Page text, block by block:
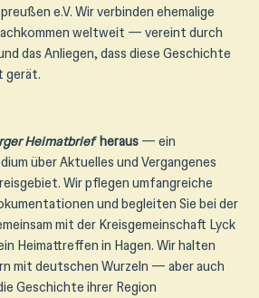
e.V. Wir verbinden ehemalige
weltweit — vereint durch
das Anliegen, dass diese Geschichte
gerät.
Heimatbriefheraus — ein
über Aktuelles und Vergangenes
Wir pflegen umfangreiche
und begleiten Sie bei der
mit der Kreisgemeinschaft Lyck
Heimattreffen in Hagen. Wir halten
mit deutschen Wurzeln — aber auch
Geschichte ihrer Region